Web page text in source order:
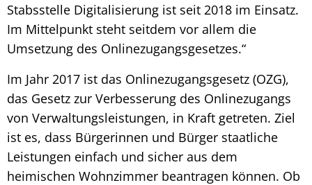
Stabsstelle Digitalisierung ist seit 2018 im Einsatz.
Im Mittelpunkt steht seitdem vor allem die
Umsetzung des Onlinezugangsgesetzes.“
Im Jahr 2017 ist das Onlinezugangsgesetz (OZG),
das Gesetz zur Verbesserung des Onlinezugangs
von Verwaltungsleistungen, in Kraft getreten. Ziel
ist es, dass Bürgerinnen und Bürger staatliche
Leistungen einfach und sicher aus dem
heimischen Wohnzimmer beantragen können. Ob